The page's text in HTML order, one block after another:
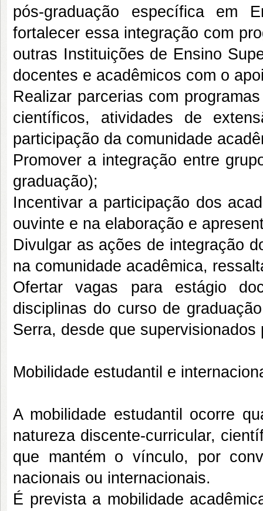
pós-graduação específica em
fortalecer essa integração com
outras Instituições de Ensino
docentes e acadêmicos com o
Realizar parcerias com
científicos, atividades de
participação da comunidade
Promover a integração entre
graduação);
Incentivar a participação dos
ouvinte e na elaboração e
Divulgar as ações de integração
na comunidade acadêmica,
Ofertar vagas para estágio
disciplinas do curso de
Serra, desde que
Mobilidade estudantil e
A mobilidade estudantil ocorre
natureza discente-curricular,
que mantém o vínculo, por
nacionais ou internacionais.
É prevista a mobilidade